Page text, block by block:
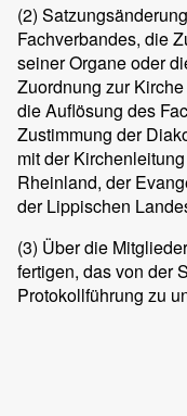
(2)
Fachverbandes, die
seiner Organe oder
Zuordnung zur
die Auflösung des
Zustimmung der
mit der
Rheinland, der
der Lippischen
(3) Über die
fertigen, das von der
Protokollführung zu